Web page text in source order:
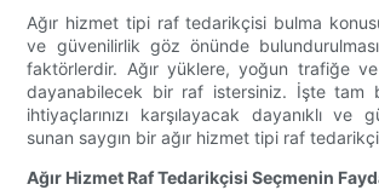
Ağır hizmet tipi raf tedarikçisi bulma
ve güvenilirlik göz önünde
faktörlerdir. Ağır yüklere, yoğun trafiğe
dayanabilecek bir raf istersiniz. İşte tam
ihtiyaçlarınızı karşılayacak dayanıklı ve
sunan saygın bir ağır hizmet tipi raf
Ağır Hizmet Raf Tedarikçisi Seçmenin